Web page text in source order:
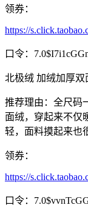
领券：
https://
口令：
北极绒 加绒加厚双
推荐理由：全尺码
面绒，穿起来不仅
轻，面料摸起来也
领券：
https://
口令：